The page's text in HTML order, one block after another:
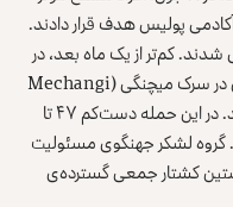
پولیس هدف قرار دادند.
زخمی شدند. کم‌تر از یک ماه بعد، در
در سرک میچنگی (Mechangi
Road) شدند و نمازگزاران را به گلوله بستند. در این حمله دست‌کم ۴۷ تا
گروه لشکر جهنگوی مسئولیت
کشتار جمعی گسترده‌ی